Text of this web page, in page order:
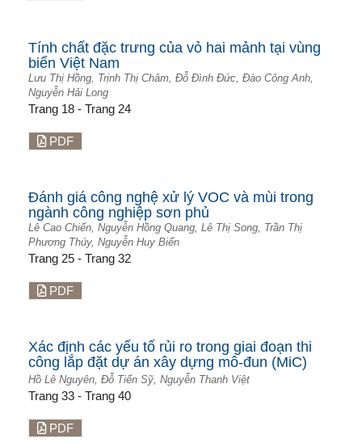
Tính chất đặc trưng của vỏ hai mảnh tại vùng
biển Việt Nam
Lưu Thị Hồng, Trịnh Thị Châm, Đỗ Đình Đức, Đào Công Anh,
Nguyễn Hải Long
Trang 18 - Trang 24
PDF
Đánh giá công nghệ xử lý VOC và mùi trong
ngành công nghiệp sơn phủ
Lê Cao Chiến, Nguyễn Hồng Quang, Lê Thị Song, Trần Thị
Phương Thúy, Nguyễn Huy Biển
Trang 25 - Trang 32
PDF
Xác định các yếu tố rủi ro trong giai đoạn thi
công lắp đặt dự án xây dựng mô-đun (MiC)
Hồ Lê Nguyên, Đỗ Tiến Sỹ, Nguyễn Thanh Việt
Trang 33 - Trang 40
PDF